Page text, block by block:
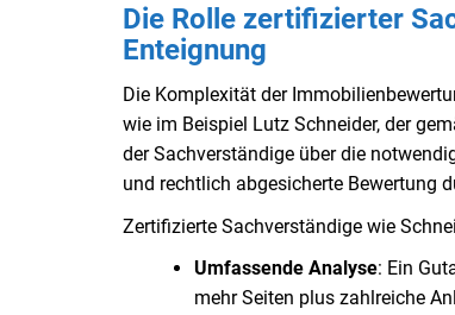
Die Rolle zertifizierter
Enteignung
Die Komplexität der
wie im Beispiel Lutz Schneider, der
der Sachverständige über die
und rechtlich abgesicherte Bewertung
Zertifizierte Sachverständige wie
Umfassende Analyse: Ein
mehr Seiten plus zahlreiche